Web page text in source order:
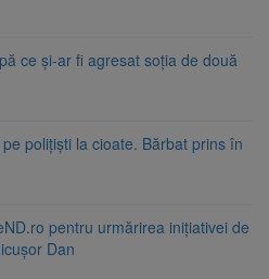
ce și-ar fi agresat soția de două
polițiști la cioate. Bărbat prins în
pentru urmărirea inițiativei de
Dan